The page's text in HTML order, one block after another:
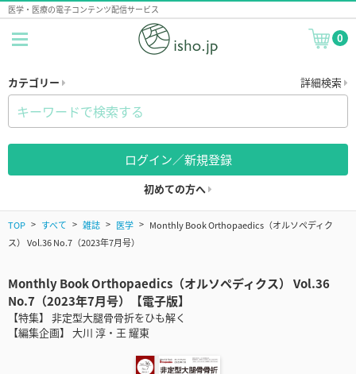
医学・医療の電子コンテンツ配信サービス
0
カテゴリー 詳細検索
ログイン／新規登録
初めての方へ
TOP すべて 雑誌 医学
Monthly Book Orthopaedics（オルソペディク
ス） Vol.36 No.7（2023年7月号）
Monthly Book Orthopaedics（オルソペディクス） Vol.36
No.7（2023年7月号）【電子版】
【特集】 非定型大腿骨骨折をひも解く
【編集企画】 大川 淳・王 耀東